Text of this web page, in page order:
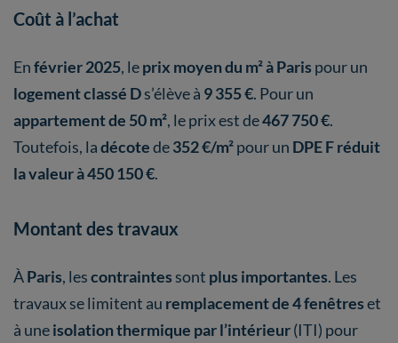
Coût à l’achat
Enfévrier 2025, leprix moyen du m² à Paris pour un
logement classé Ds’élève à 9 355 €. Pour un
appartement de 50 m², le prix est de467 750 €.
Toutefois, ladécotede352 €/m²pour un DPE F réduit
la valeur à450 150 €.
Montant des travaux
ÀParis, lescontraintes sont plus importantes. Les
travaux se limitent au remplacement de 4 fenêtreset
à uneisolation thermique par l’intérieur(ITI) pour